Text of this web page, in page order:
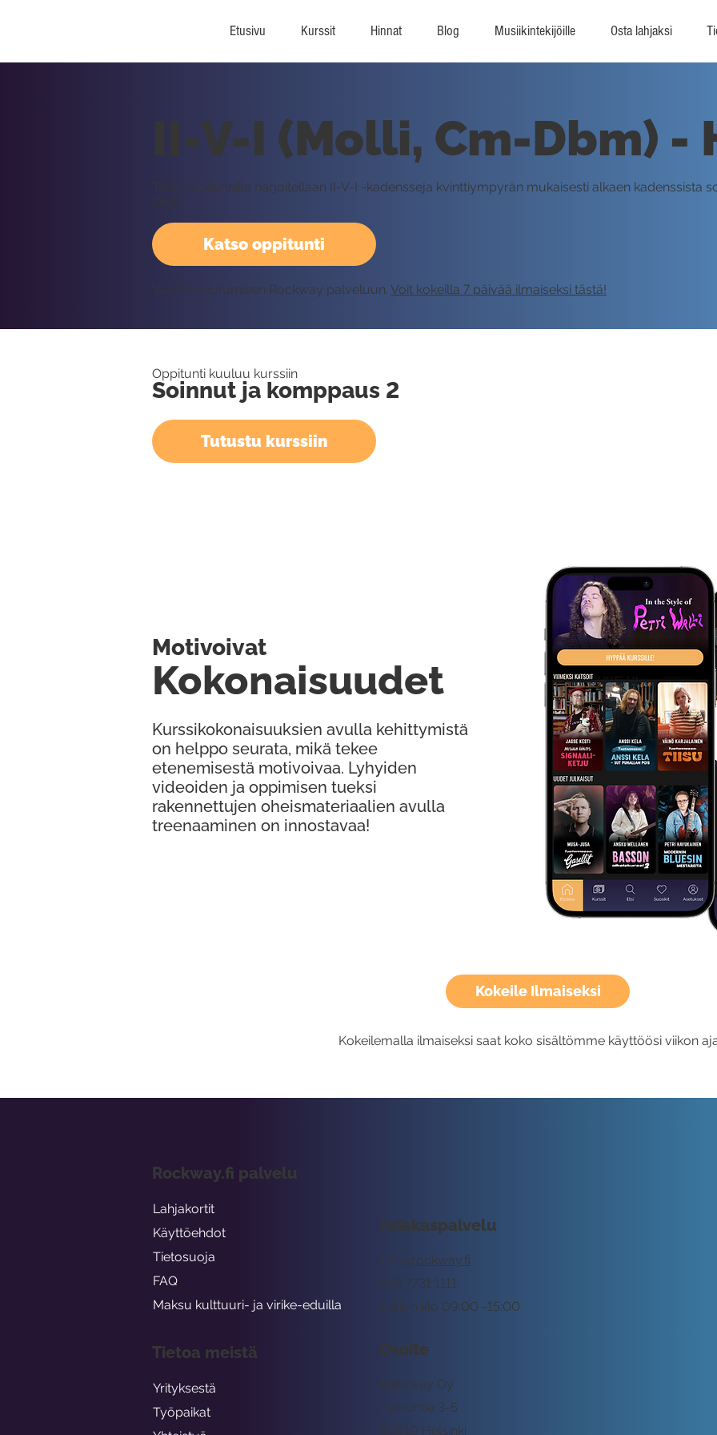
Etusivu Kurssit Hinnat Blog Musiikintekijöille Osta lahjaksi
Kokeile Ilmaiseksi
Kokeilemalla ilmaiseksi saat koko sisältömme käyttöösi viikon
Katso oppitunti
II-V-I (Molli, Cm-Dbm) -
Tällä oppitunnilla harjoitellaan II-V-I -kadensseja kvinttiympyrän mukaisesti alkaen kadenssista
Dbm.
Vaatii kirjautumisen Rockway palveluun. Voit kokeilla 7 päivää ilmaiseksi tästä!
Oppitunti kuuluu kurssiin
Soinnut ja komppaus 2
Tutustu kurssiin
Kurssikokonaisuuksien avulla kehittymistä
on helppo seurata, mikä tekee
etenemisestä motivoivaa. Lyhyiden
videoiden ja oppimisen tueksi
rakennettujen oheismateriaalien avulla
treenaaminen on innostavaa!
Kokonaisuudet
Motivoivat
Asiakaspalvelu
tuki@rockway.fi
Arkisin klo 09:00 -15:00
045 7731 1111
Osoite
Rockway Oy
Lemuntie 3-5
00510 Helsinki
Rockway.fi palvelu
Lahjakortit
Käyttöehdot
Tietosuoja
FAQ
Maksu kulttuuri- ja virike-eduilla
Tietoa meistä
Yrityksestä
Työpaikat